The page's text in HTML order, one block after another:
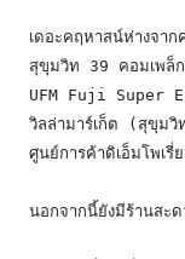
เดอะคฤหาสน์ห่างจ
สุขุมวิท 39 คอมเพ
UFM Fuji Super
วิลล่ามาร์เก็ต (สุขุ
ศูนย์การค้าดิเอ็มโพ
นอกจากนี้ยังมีร้านสะด